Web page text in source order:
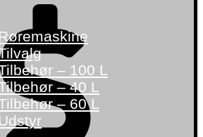
– 100 L
– 40 L
– 60 L